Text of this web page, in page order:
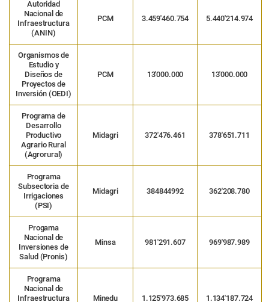
Autoridad
Nacional de
Infraestructura
(ANIN)
PCM 3.459′460.754 5.440′214.974
Organismos de
Estudio y
Diseños de
Proyectos de
Inversión (OEDI)
PCM 13′000.000 13′000.000
Programa de
Desarrollo
Productivo
Agrario Rural
(Agrorural)
Midagri 372′476.461 378′651.711
Programa
Subsectoria de
Irrigaciones
(PSI)
Midagri 384844992 362′208.780
Progama
Nacional de
Inversiones de
Salud (Pronis)
Minsa 981′291.607 969′987.989
Programa
Nacional de
Infraestructura
Minedu 1.125′973.685 1.134′187.724